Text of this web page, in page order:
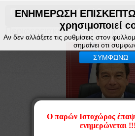
Περιφερειακή Διεύθυνση
ΕΝΗΜΕΡΩΣΗ
χρησιμοποιεί
Αν δεν αλλάξετε τις ρυθμίσεις στον
σημαίνει οτι
ΣΥΜΦΩΝΩ
Περιφερειακός Διευθυντής